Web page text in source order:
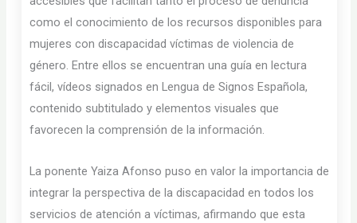
como el conocimiento de los recursos disponibles para
mujeres con discapacidad víctimas de violencia de
género. Entre ellos se encuentran una guía en lectura
fácil, vídeos signados en Lengua de Signos Española,
contenido subtitulado y elementos visuales que
favorecen la comprensión de la información.
La ponente Yaiza Afonso puso en valor la importancia de
integrar la perspectiva de la discapacidad en todos los
servicios de atención a víctimas, afirmando que esta